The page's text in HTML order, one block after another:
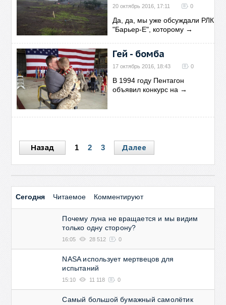
20 октябрь 2016, 17:11 0
Да, да, мы уже обсуждали РЛК
"Барьер-Е", которому →
Гей - бомба
17 октябрь 2016, 18:43 0
В 1994 году Пентагон
объявил конкурс на →
Назад 1 2 3 Далее
Сегодня Читаемое Комментируют
Почему луна не вращается и мы видим
только одну сторону?
16:05 28 512 0
NASA использует мертвецов для
испытаний
15:10 11 118 0
Самый большой бумажный самолётик